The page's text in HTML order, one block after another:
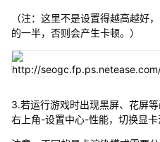
（注：这里不是设置得越高越好
的一半，否则会产生卡顿。）
3.若运行游戏时出现黑屏、花屏
右上角-设置中心-性能，切换显卡